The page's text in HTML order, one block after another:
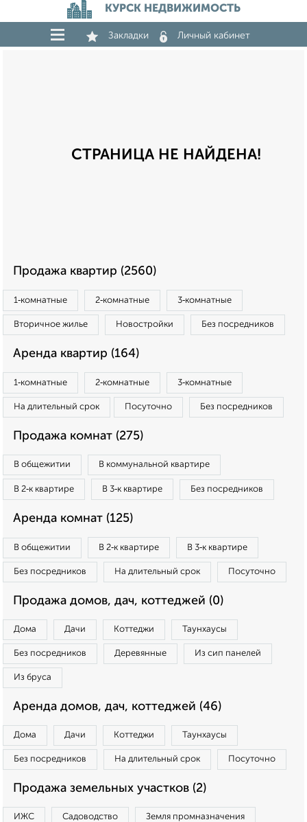
КУРСК НЕДВИЖИМОСТЬ
Закладки Личный кабинет
СТРАНИЦА НЕ НАЙДЕНА!
Продажа квартир (2560)
1‑комнатные 2‑комнатные 3‑комнатные
Вторичное жилье Новостройки Без посредников
Аренда квартир (164)
1‑комнатные 2‑комнатные 3‑комнатные
На длительный срок Посуточно Без посредников
Продажа комнат (275)
В общежитии В коммунальной квартире
В 2‑к квартире В 3‑к квартире Без посредников
Аренда комнат (125)
В общежитии В 2‑к квартире В 3‑к квартире
Без посредников На длительный срок Посуточно
Продажа домов, дач, коттеджей (0)
Дома Дачи Коттеджи Таунхаусы
Без посредников Деревянные Из сип панелей
Из бруса
Аренда домов, дач, коттеджей (46)
Дома Дачи Коттеджи Таунхаусы
Без посредников На длительный срок Посуточно
Продажа земельных участков (2)
ИЖС Садоводство Земля промназначения